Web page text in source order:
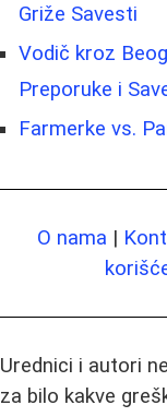
Griže Savesti
Vodič kroz
Preporuke i
Farmerke vs.
O nama |
Urednici i autori
za bilo kakve